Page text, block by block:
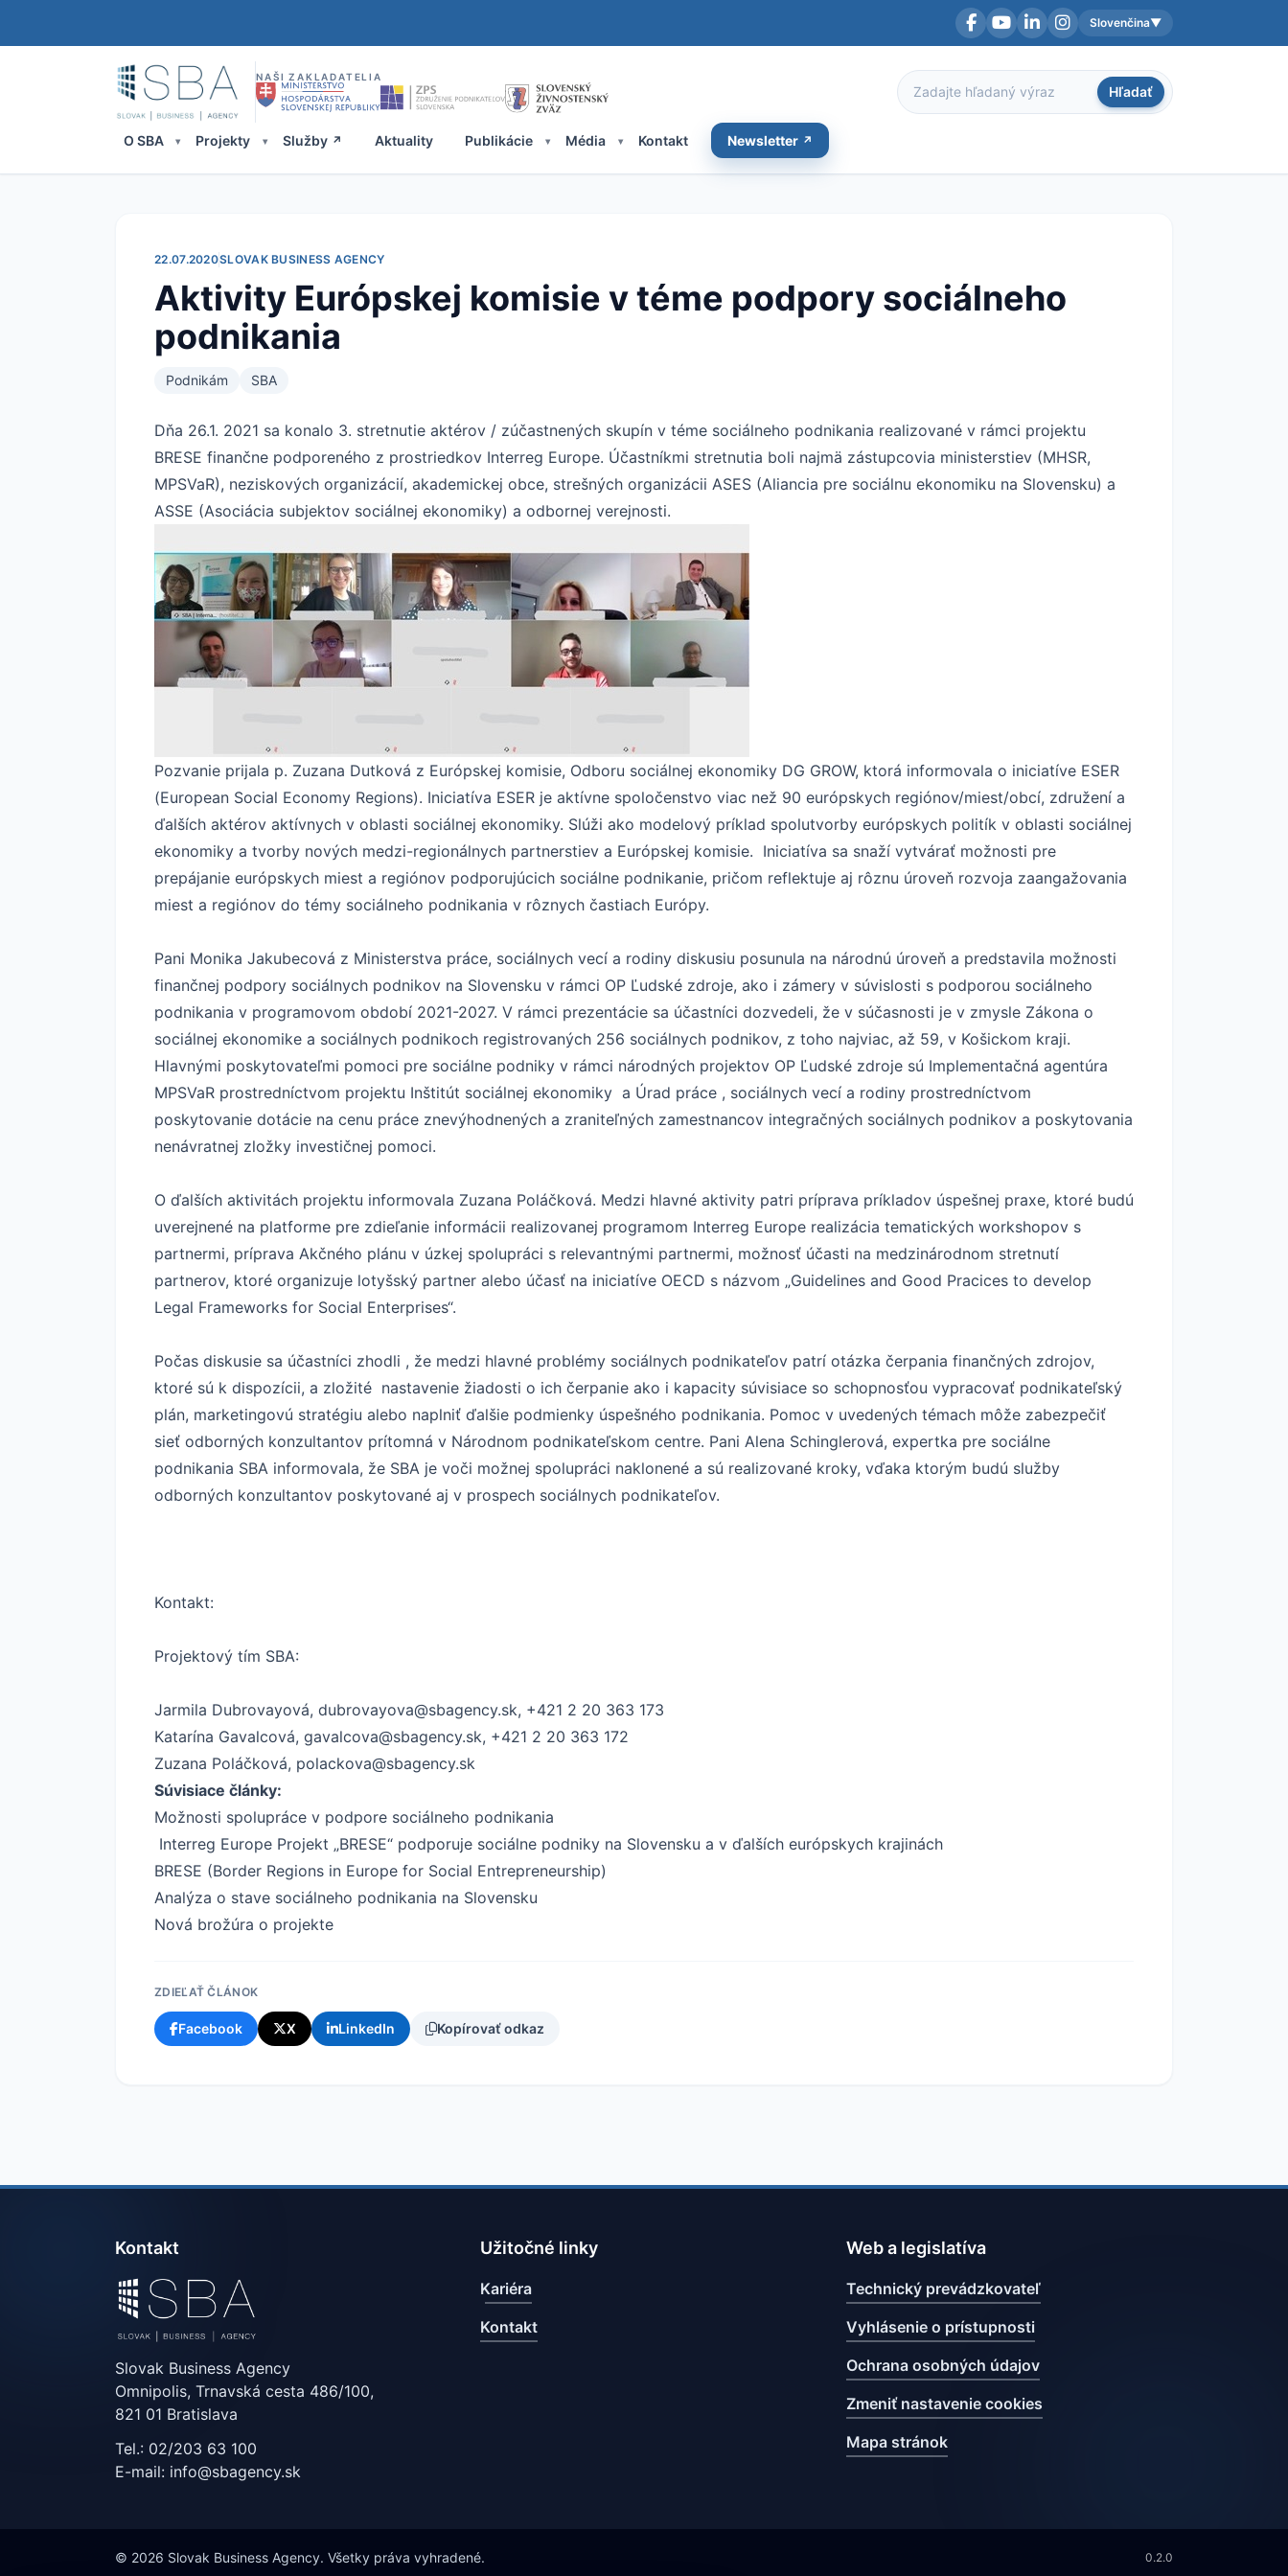
FacebookYouTubeLinkedInInstagramAktuálny jazyk:
Slovenčina▼
NAŠI ZAKLADATELIA
Hľadať
Hľadať
O SBA Projekty Služby Aktuality Publikácie Média Kontakt Newsletter
22.07.2020SLOVAK BUSINESS AGENCY
Aktivity Európskej komisie v téme podpory sociálneho
podnikania
Podnikám SBA
Dňa 26.1. 2021 sa konalo 3. stretnutie aktérov / zúčastnených skupín v téme sociálneho podnikania realizované v rámci projektu
BRESE finančne podporeného z prostriedkov Interreg Europe. Účastníkmi stretnutia boli najmä zástupcovia ministerstiev (MHSR,
MPSVaR), neziskových organizácií, akademickej obce, strešných organizácii ASES (Aliancia pre sociálnu ekonomiku na Slovensku) a
ASSE (Asociácia subjektov sociálnej ekonomiky) a odbornej verejnosti.
Pozvanie prijala p. Zuzana Dutková z Európskej komisie, Odboru sociálnej ekonomiky DG GROW, ktorá informovala o iniciatíve ESER
(European Social Economy Regions). Iniciatíva ESER je aktívne spoločenstvo viac než 90 európskych regiónov/miest/obcí, združení a
ďalších aktérov aktívnych v oblasti sociálnej ekonomiky. Slúži ako modelový príklad spolutvorby európskych politík v oblasti sociálnej
ekonomiky a tvorby nových medzi-regionálnych partnerstiev a Európskej komisie. Iniciatíva sa snaží vytvárať možnosti pre
prepájanie európskych miest a regiónov podporujúcich sociálne podnikanie, pričom reflektuje aj rôznu úroveň rozvoja zaangažovania
miest a regiónov do témy sociálneho podnikania v rôznych častiach Európy.
Pani Monika Jakubecová z Ministerstva práce, sociálnych vecí a rodiny diskusiu posunula na národnú úroveň a predstavila možnosti
finančnej podpory sociálnych podnikov na Slovensku v rámci OP Ľudské zdroje, ako i zámery v súvislosti s podporou sociálneho
podnikania v programovom období 2021-2027. V rámci prezentácie sa účastníci dozvedeli, že v súčasnosti je v zmysle Zákona o
sociálnej ekonomike a sociálnych podnikoch registrovaných 256 sociálnych podnikov, z toho najviac, až 59, v Košickom kraji.
Hlavnými poskytovateľmi pomoci pre sociálne podniky v rámci národných projektov OP Ľudské zdroje sú Implementačná agentúra
MPSVaR prostredníctvom projektu Inštitút sociálnej ekonomiky a Úrad práce , sociálnych vecí a rodiny prostredníctvom
poskytovanie dotácie na cenu práce znevýhodnených a zraniteľných zamestnancov integračných sociálnych podnikov a poskytovania
nenávratnej zložky investičnej pomoci.
O ďalších aktivitách projektu informovala Zuzana Poláčková. Medzi hlavné aktivity patri príprava príkladov úspešnej praxe, ktoré budú
uverejnené na platforme pre zdieľanie informácii realizovanej programom Interreg Europe realizácia tematických workshopov s
partnermi, príprava Akčného plánu v úzkej spolupráci s relevantnými partnermi, možnosť účasti na medzinárodnom stretnutí
partnerov, ktoré organizuje lotyšský partner alebo účasť na iniciatíve OECD s názvom „Guidelines and Good Pracices to develop
Legal Frameworks for Social Enterprises“.
Počas diskusie sa účastníci zhodli , že medzi hlavné problémy sociálnych podnikateľov patrí otázka čerpania finančných zdrojov,
ktoré sú k dispozícii, a zložité nastavenie žiadosti o ich čerpanie ako i kapacity súvisiace so schopnosťou vypracovať podnikateľský
plán, marketingovú stratégiu alebo naplniť ďalšie podmienky úspešného podnikania. Pomoc v uvedených témach môže zabezpečiť
sieť odborných konzultantov prítomná v Národnom podnikateľskom centre. Pani Alena Schinglerová, expertka pre sociálne
podnikania SBA informovala, že SBA je voči možnej spolupráci naklonené a sú realizované kroky, vďaka ktorým budú služby
odborných konzultantov poskytované aj v prospech sociálnych podnikateľov.
Kontakt:
Projektový tím SBA:
Jarmila Dubrovayová, dubrovayova@sbagency.sk, +421 2 20 363 173
Katarína Gavalcová, gavalcova@sbagency.sk, +421 2 20 363 172
Zuzana Poláčková, polackova@sbagency.sk
Súvisiace články:
Možnosti spolupráce v podpore sociálneho podnikania
Interreg Europe Projekt „BRESE“ podporuje sociálne podniky na Slovensku a v ďalších európskych krajinách
BRESE (Border Regions in Europe for Social Entrepreneurship)
Analýza o stave sociálneho podnikania na Slovensku
Nová brožúra o projekte
ZDIEĽAŤ ČLÁNOK
Facebook X LinkedIn Kopírovať odkaz
Kontakt
Slovak Business Agency
Omnipolis, Trnavská cesta 486/100,
821 01 Bratislava
Tel.: 02/203 63 100
E-mail: info@sbagency.sk
Užitočné linky
Kariéra
Kontakt
Web a legislatíva
Technický prevádzkovateľ
Vyhlásenie o prístupnosti
Ochrana osobných údajov
Zmeniť nastavenie cookies
Mapa stránok
© 2026 Slovak Business Agency. Všetky práva vyhradené. 0.2.0